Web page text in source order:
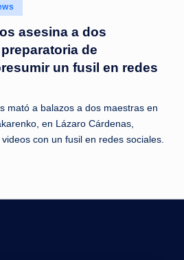
asesina a dos
de
un fusil en redes
mató a balazos a dos maestras en
en Lázaro Cárdenas,
con un fusil en redes sociales.